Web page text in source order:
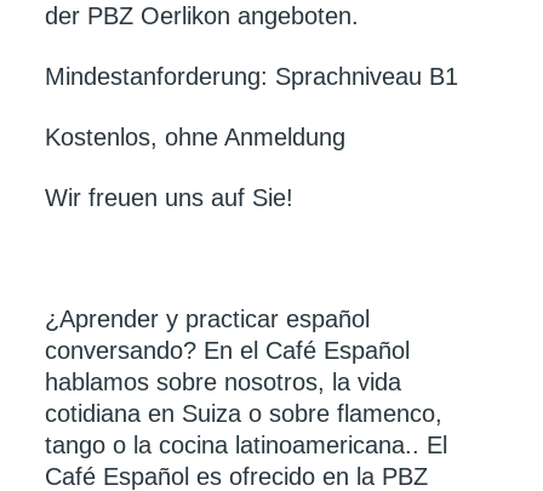
der PBZ Oerlikon angeboten.
Mindestanforderung: Sprachniveau B1
Kostenlos, ohne Anmeldung
Wir freuen uns auf Sie!
¿Aprender y practicar español
conversando? En el Café Español
hablamos sobre nosotros, la vida
cotidiana en Suiza o sobre flamenco,
tango o la cocina latinoamericana.. El
Café Español es ofrecido en la PBZ